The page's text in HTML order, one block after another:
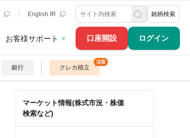
口座開設 ログイン
English IR 銘柄検索
お客様サポート
銀行 クレカ積立
マーケット情報(株式市況・株価
検索など)